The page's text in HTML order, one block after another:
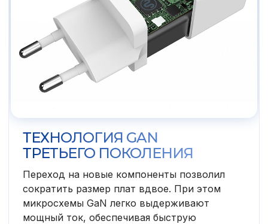
ТЕХНОЛОГИЯ GAN
ТРЕТЬЕГО ПОКОЛЕНИЯ
Переход на новые компоненты позволил
сократить размер плат вдвое. При этом
микросхемы GaN легко выдерживают
мощный ток, обеспечивая быструю